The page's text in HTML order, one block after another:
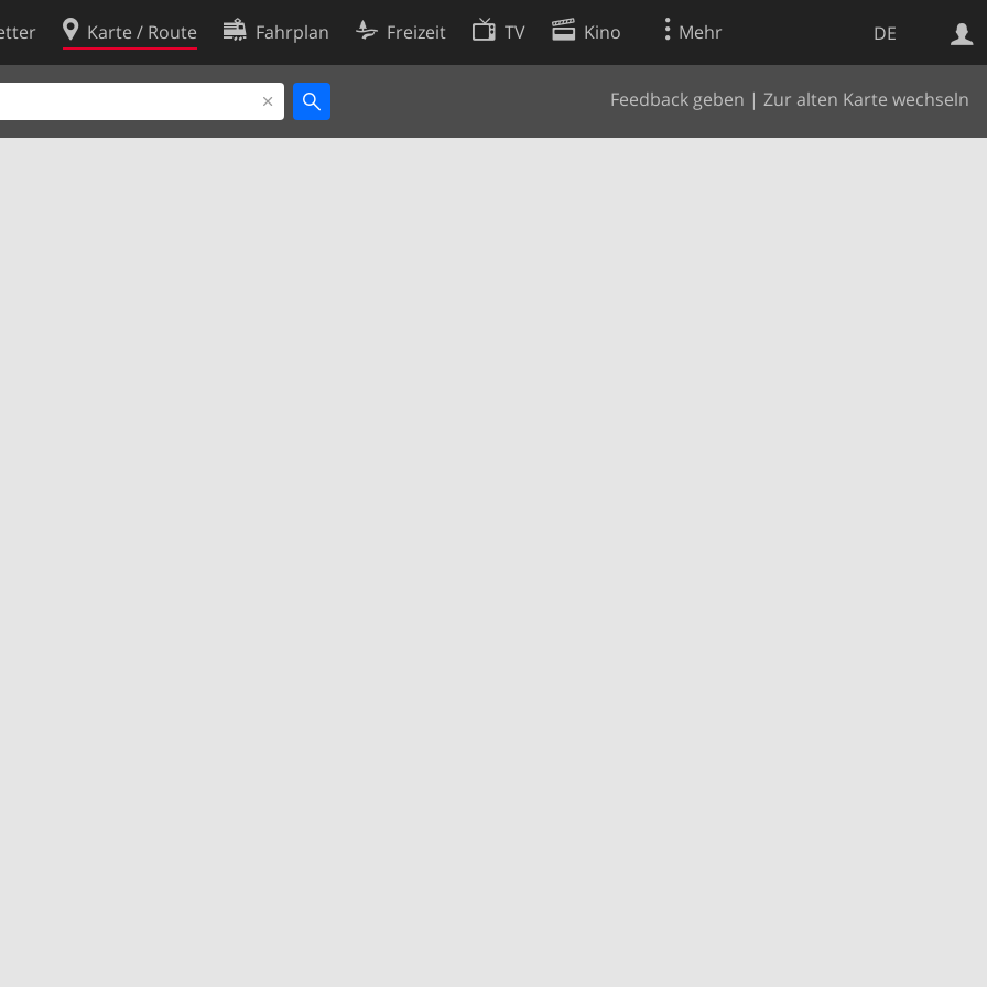
DE
Karte / Route Fahrplan Freizeit TV Kino Mehr
Feedback geben | Zur alten Karte wechseln
Websuche
Cookie-Richtlinie
Cookie-Einstellungen